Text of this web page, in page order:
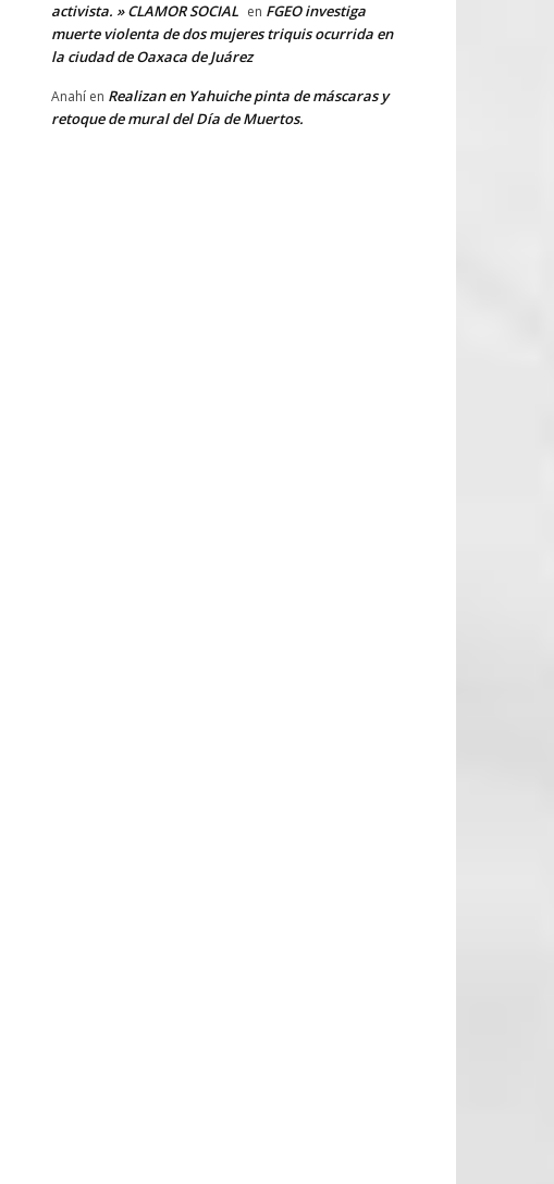
activista. » CLAMOR SOCIAL en FGEO investiga
muerte violenta de dos mujeres triquis ocurrida en
la ciudad de Oaxaca de Juárez
Anahí en Realizan en Yahuiche pinta de máscaras y
retoque de mural del Día de Muertos.